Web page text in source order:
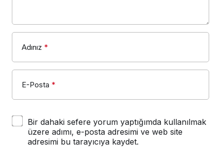
Adınız *
E-Posta *
Bir dahaki sefere yorum yaptığımda kullanılmak
üzere adımı, e-posta adresimi ve web site
adresimi bu tarayıcıya kaydet.